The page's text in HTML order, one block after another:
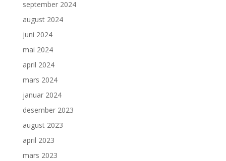
september 2024
august 2024
juni 2024
mai 2024
april 2024
mars 2024
januar 2024
desember 2023
august 2023
april 2023
mars 2023